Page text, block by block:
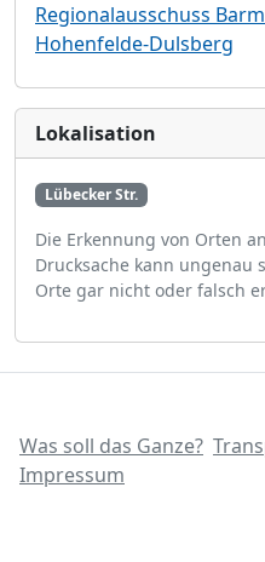
Regionalausschuss
Hohenfelde-Dulsberg
Lokalisation
Lübecker Str.
Die Erkennung von Orten
Drucksache kann ungenau
Orte gar nicht oder falsch
Was soll das Ganze?
Impressum